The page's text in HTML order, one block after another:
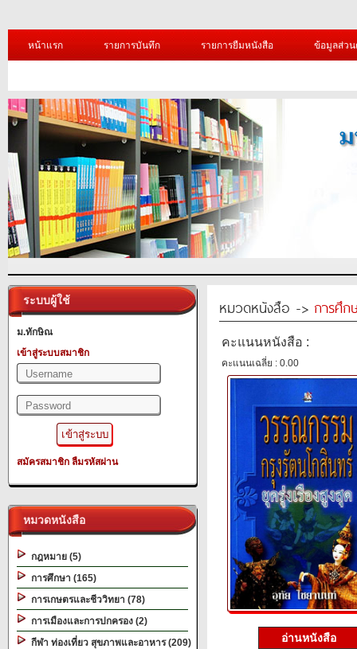
หน้าแรก รายการบันทึก รายการยืมหนังสือ ข้อมูลส่ว
ระบบผู้ใช้
ม.ทักษิณ
เข้าสู่ระบบสมาชิก
สมัครสมาชิก ลืมรหัสผ่าน
หมวดหนังสือ
กฎหมาย (5)
การศึกษา (165)
การเกษตรและชีววิทยา (78)
การเมืองและการปกครอง (2)
กีฬา ท่องเที่ยว สุขภาพและอาหาร (209)
หมวดหนังสือ -> การศึก
คะแนนหนังสือ :
คะแนนเฉลี่ย : 0.00
อ่านหนังสือ